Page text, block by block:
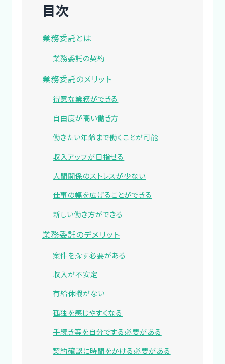
目次
業務委託とは
業務委託の契約
業務委託のメリット
得意な業務ができる
自由度が高い働き方
働きたい年齢まで働くことが可能
収入アップが目指せる
人間関係のストレスが少ない
仕事の幅を広げることができる
新しい働き方ができる
業務委託のデメリット
案件を探す必要がある
収入が不安定
有給休暇がない
孤独を感じやすくなる
手続き等を自分でする必要がある
契約確認に時間をかける必要がある